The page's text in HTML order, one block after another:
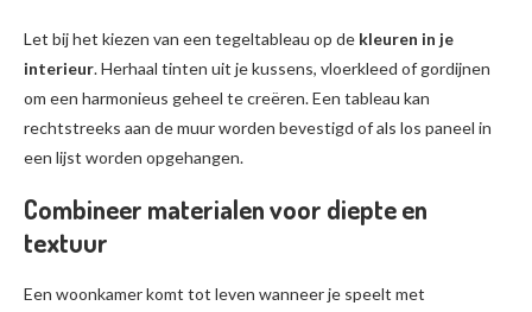
Let bij het kiezen van een tegeltableau op de kleuren in je
interieur. Herhaal tinten uit je kussens, vloerkleed of gordijnen
om een harmonieus geheel te creëren. Een tableau kan
rechtstreeks aan de muur worden bevestigd of als los paneel in
een lijst worden opgehangen.
Combineer materialen voor diepte en
textuur
Een woonkamer komt tot leven wanneer je speelt met